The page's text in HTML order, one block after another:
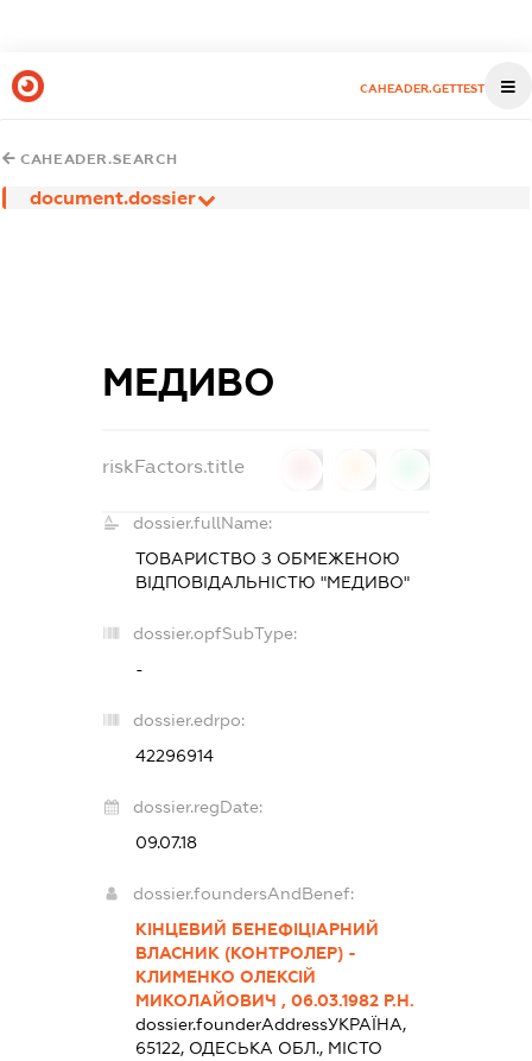
CAHEADER.GETTEST
CAHEADER.SEARCH
document.dossier
МЕДИВО
riskFactors.title
dossier.fullName:
ТОВАРИСТВО З ОБМЕЖЕНОЮ
ВІДПОВІДАЛЬНІСТЮ "МЕДИВО"
dossier.opfSubType:
-
dossier.edrpo:
42296914
dossier.regDate:
09.07.18
dossier.foundersAndBenef:
КІНЦЕВИЙ БЕНЕФІЦІАРНИЙ
ВЛАСНИК (КОНТРОЛЕР) -
КЛИМЕНКО ОЛЕКСІЙ
МИКОЛАЙОВИЧ , 06.03.1982 Р.Н.
dossier.founderAddressУКРАЇНА,
65122, ОДЕСЬКА ОБЛ., МІСТО